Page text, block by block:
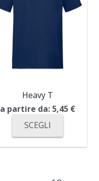
Heavy T
a partire da: 5,45 €
SCEGLI